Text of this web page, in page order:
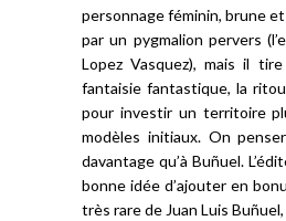
personnage féminin, brune
par un pygmalion pervers
Lopez Vasquez), mais il
fantaisie fantastique, la
pour investir un territoire
modèles initiaux. On
davantage qu’à Buñuel.
bonne idée d’ajouter en
très rare de Juan Luis